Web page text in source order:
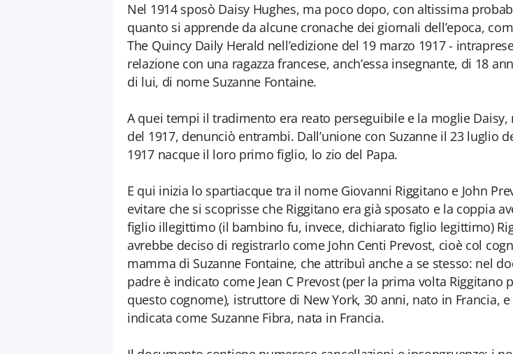
Nel 1914 sposò Daisy Hughes, ma poco dopo, con altissima
quanto si apprende da alcune cronache dei giornali dell’epoca,
The Quincy Daily Herald nell’edizione del 19 marzo 1917 -
relazione con una ragazza francese, anch’essa insegnante, di 18
di lui, di nome Suzanne Fontaine.
A quei tempi il tradimento era reato perseguibile e la moglie Daisy,
del 1917, denunciò entrambi. Dall’unione con Suzanne il 23 luglio
1917 nacque il loro primo figlio, lo zio del Papa.
E qui inizia lo spartiacque tra il nome Giovanni Riggitano e John
evitare che si scoprisse che Riggitano era già sposato e la coppia
figlio illegittimo (il bambino fu, invece, dichiarato figlio legittimo)
avrebbe deciso di registrarlo come John Centi Prevost, cioè col
mamma di Suzanne Fontaine, che attribuì anche a se stesso: nel
padre è indicato come Jean C Prevost (per la prima volta Riggitano
questo cognome), istruttore di New York, 30 anni, nato in Francia,
indicata come Suzanne Fibra, nata in Francia.